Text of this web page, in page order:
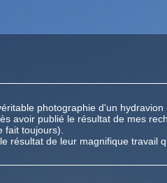
photographie d'un
avoir publié le résultat de mes
toujours).
résultat de leur magnifique travail